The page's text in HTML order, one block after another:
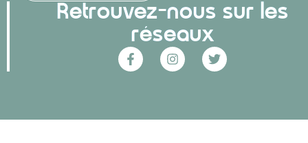
Retrouvez-nous sur les
réseaux